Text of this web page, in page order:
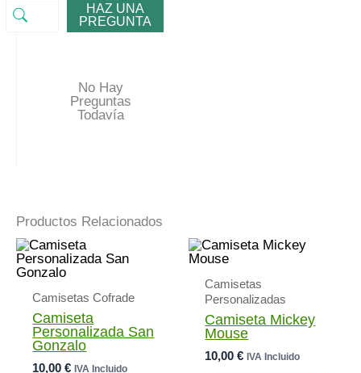
HAZ UNA
PREGUNTA
No Hay
Preguntas
Todavía
Productos Relacionados
Camisetas Cofrade
Camiseta
Personalizada San
Gonzalo
10,00€ IVA Incluido
Camisetas
Personalizadas
Camiseta Mickey
Mouse
10,00€ IVA Incluido